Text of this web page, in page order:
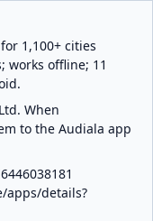
1,100+ cities
works offline; 11
When
to the Audiala app
apps/details?